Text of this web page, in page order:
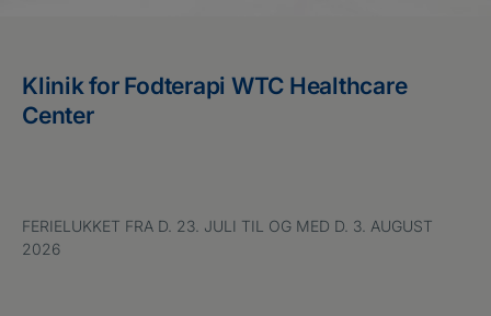
Klinik for Fodterapi WTC Healthcare
Center
FERIELUKKET FRA D. 23. JULI TIL OG MED D. 3. AUGUST
2026